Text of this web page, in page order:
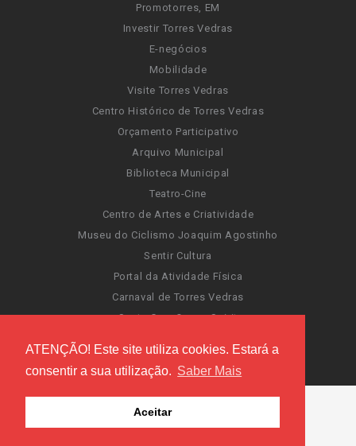
ATENÇÃO! Este site utiliza cookies. Estará a
consentir a sua utilização. Saber Mais
Aceitar
Promotorres, EM
Investir Torres Vedras
E-negócios
Mobilidade
Visite Torres Vedras
Centro Histórico de Torres Vedras
Orçamento Participativo
Arquivo Municipal
Biblioteca Municipal
Teatro-Cine
Centro de Artes e Criatividade
Museu do Ciclismo Joaquim Agostinho
Sentir Cultura
Portal da Atividade Física
Carnaval de Torres Vedras
Santa Cruz Ocean Spirit